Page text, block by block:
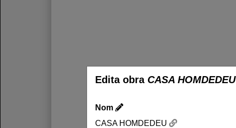
Edita obra CASA HOMDEDEU
Nom
CASA HOMDEDEU